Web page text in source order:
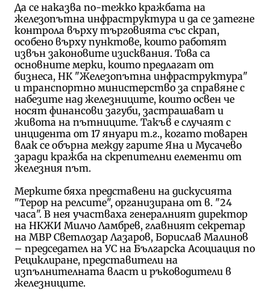
Да се наказва по-тежко кражбата на
железопътна инфраструктура и да се затегне
контрола върху търговията със скрап,
особено върху пунктове, които работят
извън законовите изисквания. Това са
основните мерки, които предлагат от
бизнеса, НК "Железопътна инфраструктура"
и транспортно министерство за справяне с
набезите над железниците, които освен че
носят финансови загуби, застрашават и
живота на пътниците. Такъв е случаят с
инцидента от 17 януари т.г., когато товарен
влак се обърна между гарите Яна и Мусачево
заради кражба на скрепителни елементи от
железния път.
Мерките бяха представени на дискусията
"Терор на релсите", организирана от в. "24
часа". В нея участваха генералният директор
на НКЖИ Милчо Ламбрев, главният секретар
на МВР Светлозар Лазаров, Борислав Малинов
– председател на УС на Българска Асоциация по
Рециклиране, представители на
изпълнителната власт и ръководители в
железниците.